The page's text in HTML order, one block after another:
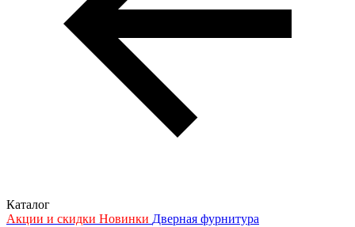
Каталог
Акции и скидки Новинки Дверная фурнитура